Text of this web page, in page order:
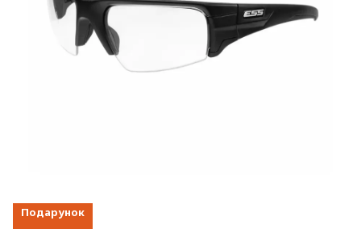
Подарунок